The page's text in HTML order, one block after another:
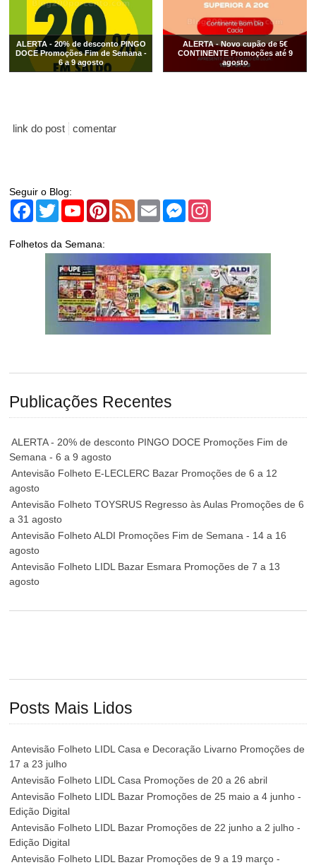
ALERTA - 20% de desconto PINGO
DOCE Promoções Fim de Semana -
6 a 9 agosto
ALERTA - Novo cupão de 5€
CONTINENTE Promoções até 9
agosto
link do post comentar
Seguir o Blog:
Facebook
TwitterYouTubePinterest
Feed Email Messenger
Folhetos da Semana:
Publicações Recentes
ALERTA - 20% de desconto PINGO DOCE Promoções Fim de
Semana - 6 a 9 agosto
Antevisão Folheto E-LECLERC Bazar Promoções de 6 a 12
agosto
Antevisão Folheto TOYSRUS Regresso às Aulas Promoções de 6
a 31 agosto
Antevisão Folheto ALDI Promoções Fim de Semana - 14 a 16
agosto
Antevisão Folheto LIDL Bazar Esmara Promoções de 7 a 13
agosto
Posts Mais Lidos
Antevisão Folheto LIDL Casa e Decoração Livarno Promoções de
17 a 23 julho
Antevisão Folheto LIDL Casa Promoções de 20 a 26 abril
Antevisão Folheto LIDL Bazar Promoções de 25 maio a 4 junho -
Edição Digital
Antevisão Folheto LIDL Bazar Promoções de 22 junho a 2 julho -
Edição Digital
Antevisão Folheto LIDL Bazar Promoções de 9 a 19 março -